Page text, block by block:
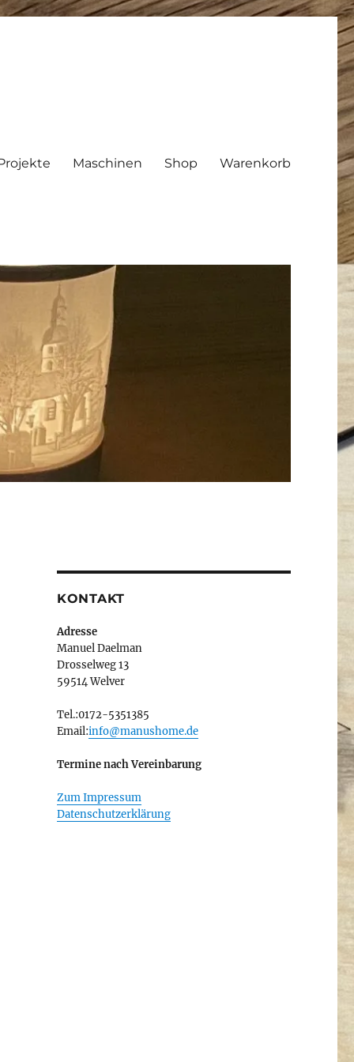
Maschinen Shop Warenkorb
KONTAKT
Adresse
Manuel Daelman
Drosselweg 13
59514 Welver
Tel.:0172-5351385
Email:info@manushome.de
Termine nach Vereinbarung
Zum Impressum
Datenschutzerklärung